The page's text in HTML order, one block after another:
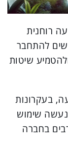
רוחנית
להתחבר
שיטות
בעקרונות
שימוש
בחברה